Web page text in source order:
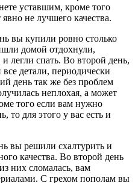
уставшим, кроме того
не лучшего качества.
вы купили ровно столько
домой отдохнули,
легли спать. Во второй день,
детали, периодически
день так же без проблем
неплохая, а может
того если вам нужно
то для этого у вас есть и
вы решили схалтурить и
качества. Во второй день
них сломалась, вам
С грехом пополам вы